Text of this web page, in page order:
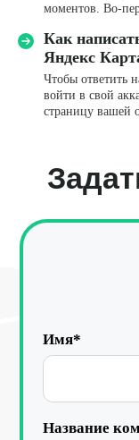
моментов. Во-
Как
Яндекс
Чтобы ответить
войти в свой
страницу вашей
Комментарий